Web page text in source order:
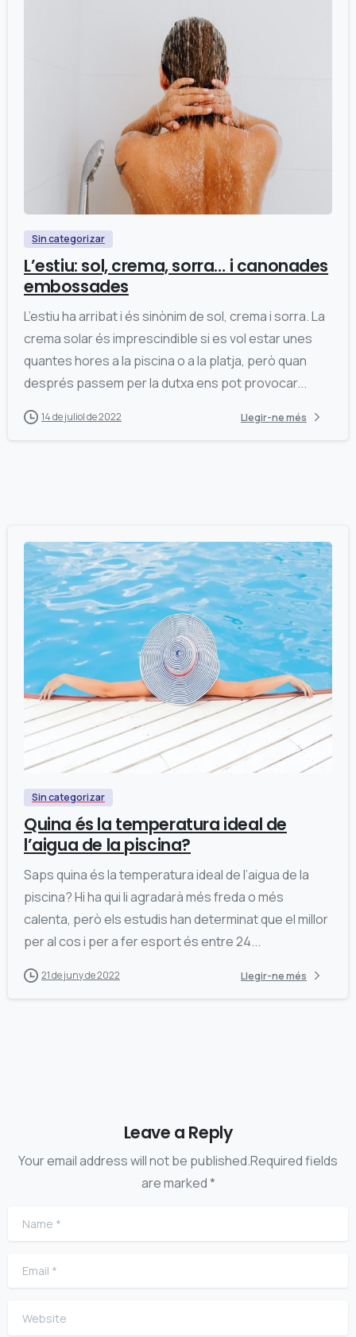
Sin categorizar
L’estiu: sol, crema, sorra… i canonades
embossades
L’estiu ha arribat i és sinònim de sol, crema i sorra. La
crema solar és imprescindible si es vol estar unes
quantes hores a la piscina o a la platja, però quan
després passem per la dutxa ens pot provocar...
14 de juliol de 2022 Llegir-ne més
0
Sin categorizar
Quina és la temperatura ideal de
l’aigua de la piscina?
Saps quina és la temperatura ideal de l’aigua de la
piscina? Hi ha qui li agradarà més freda o més
calenta, però els estudis han determinat que el millor
per al cos i per a fer esport és entre 24...
21 de juny de 2022 Llegir-ne més
Leave a Reply
Your email address will not be published.Required fields
are marked *
Name
Email
Website